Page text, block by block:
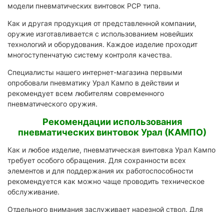
модели пневматических винтовок PCP типа.
Как и другая продукция от представленной компании,
оружие изготавливается с использованием новейших
технологий и оборудования. Каждое изделие проходит
многоступенчатую систему контроля качества.
Специалисты нашего интернет-магазина первыми
опробовали пневматику Урал Кампо в действии и
рекомендует всем любителям современного
пневматического оружия.
Рекомендации использования
пневматических винтовок Урал (КАМПО)
Как и любое изделие, пневматическая винтовка Урал Кампо
требует особого обращения. Для сохранности всех
элементов и для поддержания их работоспособности
рекомендуется как можно чаще проводить техническое
обслуживание.
Отдельного внимания заслуживает нарезной ствол. Для